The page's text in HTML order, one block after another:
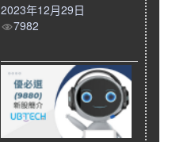
2023年12月29日
7982